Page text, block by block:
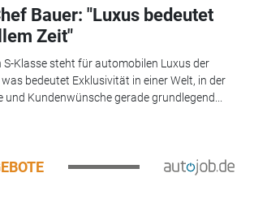
Bauer: "Luxus bedeutet
Zeit"
S-Klasse steht für automobilen Luxus der
bedeutet Exklusivität in einer Welt, in der
und Kundenwünsche gerade grundlegend...